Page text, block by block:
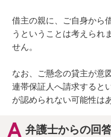
借主の親に、ご自身から
うということは考えられ
せん。
なお、ご懸念の貸主が意
連帯保証人へ請求すると
が認められない可能性は
弁護士からの回